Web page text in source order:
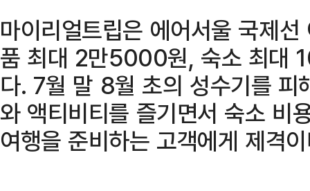
마이리얼트립은 에어서울 국제
품 최대 2만5000원, 숙소 최대
다. 7월 말 8월 초의 성수기를 피
와 액티비티를 즐기면서 숙소 비
여행을 준비하는 고객에게 제격